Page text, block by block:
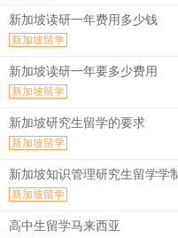
新加坡读研一年费用多少钱
新加坡留学
新加坡读研一年要多少费用
新加坡留学
新加坡研究生留学的要求
新加坡留学
新加坡知识管理研究生留学学
新加坡留学
高中生留学马来西亚